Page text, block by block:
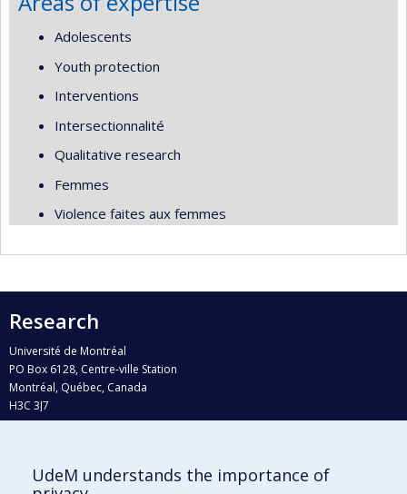
Adolescents
Youth protection
Interventions
Intersectionnalité
Qualitative research
Femmes
Violence faites aux femmes
Research
Université de Montréal
PO Box 6128, Centre-ville Station
Montréal, Québec, Canada
H3C 3J7
Who does what?
UdeM understands the importance of